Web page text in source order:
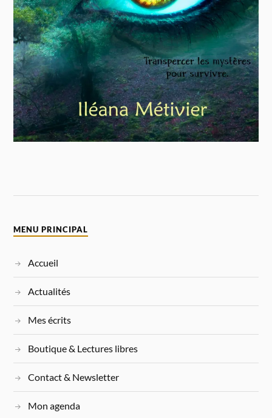
MENU PRINCIPAL
Accueil
Actualités
Mes écrits
Boutique & Lectures libres
Contact & Newsletter
Mon agenda